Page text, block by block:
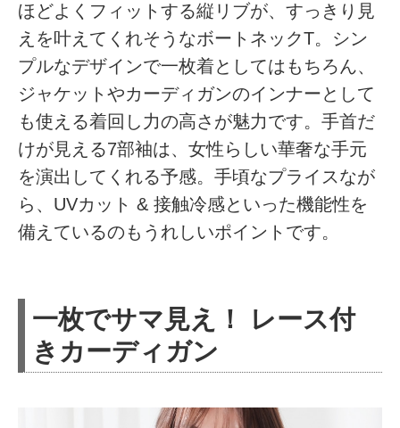
ほどよくフィットする縦リブが、すっきり見
えを叶えてくれそうなボートネックT。シン
プルなデザインで一枚着としてはもちろん、
ジャケットやカーディガンのインナーとして
も使える着回し力の高さが魅力です。手首だ
けが見える7部袖は、女性らしい華奢な手元
を演出してくれる予感。手頃なプライスなが
ら、UVカット & 接触冷感といった機能性を
備えているのもうれしいポイントです。
一枚でサマ見え！ レース付
きカーディガン